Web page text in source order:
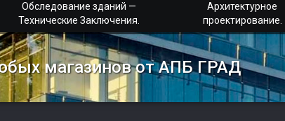
Обследование зданий —
Технические Заключения.
Архитектурное
проектирование.
магазинов от АПБ ГРАД